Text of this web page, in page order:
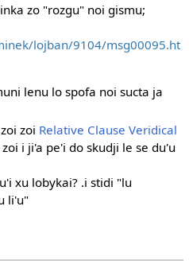
zo "rozgu" noi gismu;
lojban/9104/msg00095.ht
lenu lo spofa noi sucta ja
zoi Relative Clause Veridical
zoi i ji'a pe'i do skudji le se du'u
xu lobykai? .i stidi "lu
li'u"